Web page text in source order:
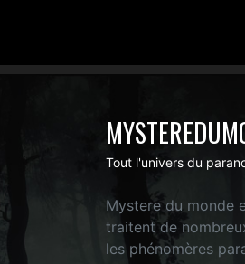
Tout l'univers du
Mystere du monde
traitent de
les phénomères